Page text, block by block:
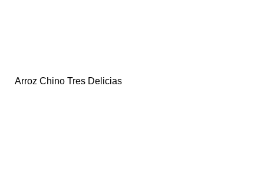
Arroz Chino Tres Delicias